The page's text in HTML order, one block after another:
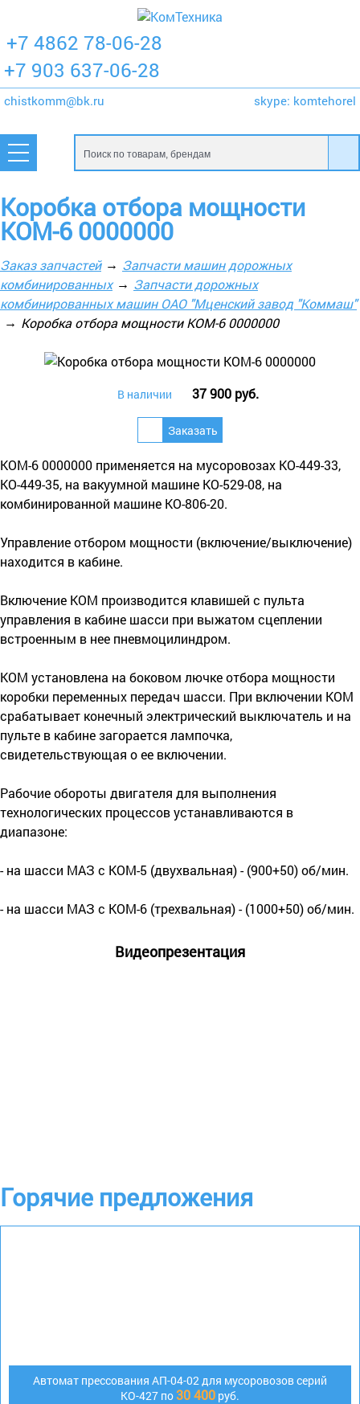
+7 4862 78-06-28
+7 903 637-06-28
chistkomm@bk.ru skype: komtehorel
Коробка отбора мощности
КОМ-6 0000000
Заказ запчастей
Запчасти машин дорожных
комбинированных
Запчасти дорожных
комбинированных машин ОАО "Мценский завод "Коммаш"
Коробка отбора мощности КОМ-6 0000000
В наличии 37 900 руб.
КОМ-6 0000000 применяется на мусоровозах КО-449-33,
КО-449-35, на вакуумной машине КО-529-08, на
комбинированной машине КО-806-20.
Управление отбором мощности (включение/выключение)
находится в кабине.
Включение КОМ производится клавишей с пульта
управления в кабине шасси при выжатом сцеплении
встроенным в нее пневмоцилиндром.
КОМ установлена на боковом лючке отбора мощности
коробки переменных передач шасси. При включении КОМ
срабатывает конечный электрический выключатель и на
пульте в кабине загорается лампочка,
свидетельствующая о ее включении.
Рабочие обороты двигателя для выполнения
технологических процессов устанавливаются в
диапазоне:
- на шасси МАЗ с КОМ-5 (двухвальная) - (900+50) об/мин.
- на шасси МАЗ с КОМ-6 (трехвальная) - (1000+50) об/мин.
Видеопрезентация
Горячие предложения
Автомат прессования АП-04-02 для мусоровозов серий
КО-427 по30 400 руб.